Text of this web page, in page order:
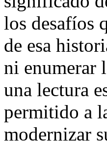
los desafíos
de esa
ni enumerar
una lectura
permitido a
modernizar